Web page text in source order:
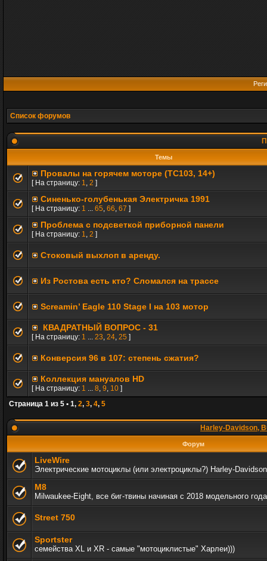
Список форумов
Темы
Провалы на горячем моторе (TC103, 14+)
[ На страницу: 1, 2 ]
Синенько-голубенькая Электричка 1991
[ На страницу: 1 ... 65, 66, 67 ]
Проблема с подсветкой приборной панели
[ На страницу: 1, 2 ]
Стоковый выхлоп в аренду.
Из Ростова есть кто? Сломался на трассе
Screamin’ Eagle 110 Stage I на 103 мотор
КВАДРАТНЫЙ ВОПРОС - 31
[ На страницу: 1 ... 23, 24, 25 ]
Конверсия 96 в 107: степень сжатия?
Коллекция мануалов HD
[ На страницу: 1 ... 8, 9, 10 ]
Страница 1 из 5 • 1, 2, 3, 4, 5
Harley-Davidson,
Форум
LiveWire
Электрические мотоциклы (или электроциклы?) Harley-Davidson
M8
Milwaukee-Eight, все биг-твины начиная с 2018 модельного
Street 750
Sportster
семейства XL и XR - самые "мотоциклистые" Харлеи)))